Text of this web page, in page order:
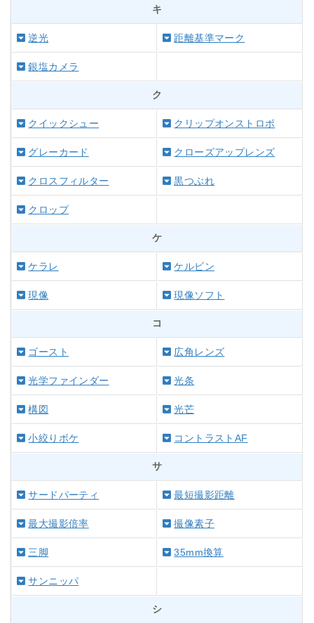
キ
逆光 距離基準マーク
銀塩カメラ
ク
クイックシュー クリップオンストロボ
グレーカード クローズアップレンズ
クロスフィルター 黒つぶれ
クロップ
ケ
ケラレ ケルビン
現像 現像ソフト
コ
ゴースト 広角レンズ
光学ファインダー 光条
構図 光芒
小絞りボケ コントラストAF
サ
サードパーティ 最短撮影距離
最大撮影倍率 撮像素子
三脚 35mm換算
サンニッパ
シ